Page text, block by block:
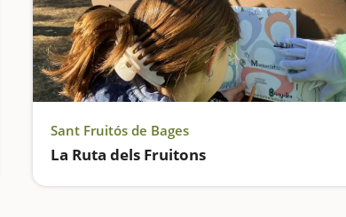
Sant Fruitós de Bages
La Ruta dels Fruitons